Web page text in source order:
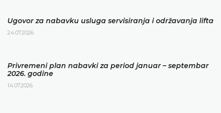
Ugovor za nabavku usluga servisiranja i održavanja lifta
24.07.2026.
Privremeni plan nabavki za period januar – septembar
2026. godine
14.07.2026.